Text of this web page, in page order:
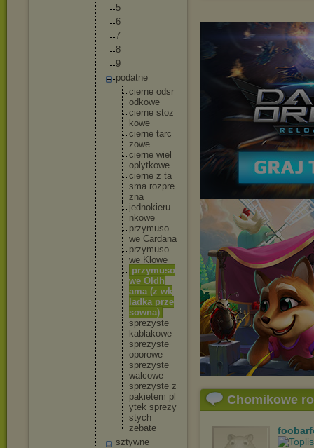
5
6
7
8
9
podatne
cierne odsr
od kowe
cierne stoz
kowe
cierne tarc
zowe
cierne wiel
op lytkowe
cierne z ta
sma rozpre
zna
jednokieru
nkowe
przymuso
we Cardana
przymuso
we Kl owe
przymuso
we Ol dh
ama (z wk
ladka prze
sowna)
sprezyste
kabl akowe
sprezyste
oporowe
sprezyste
wa lcowe
sprezyste z
pakietem pl
ytek sprezy
styc h
zebate
sztywne
Chomikowe